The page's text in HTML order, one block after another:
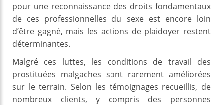
pour une reconnaissance des droits fondamentaux
de ces professionnelles du sexe est encore loin
d’être gagné, mais les actions de plaidoyer restent
déterminantes.
Malgré ces luttes, les conditions de travail des
prostituées malgaches sont rarement améliorées
sur le terrain. Selon les témoignages recueillis, de
nombreux clients, y compris des personnes